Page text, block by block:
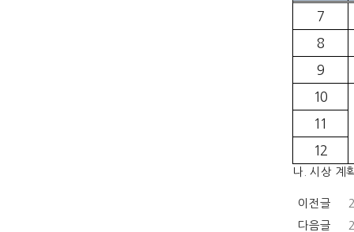
7
8
9
10
11
12
나 시상 계
이전글
다음글